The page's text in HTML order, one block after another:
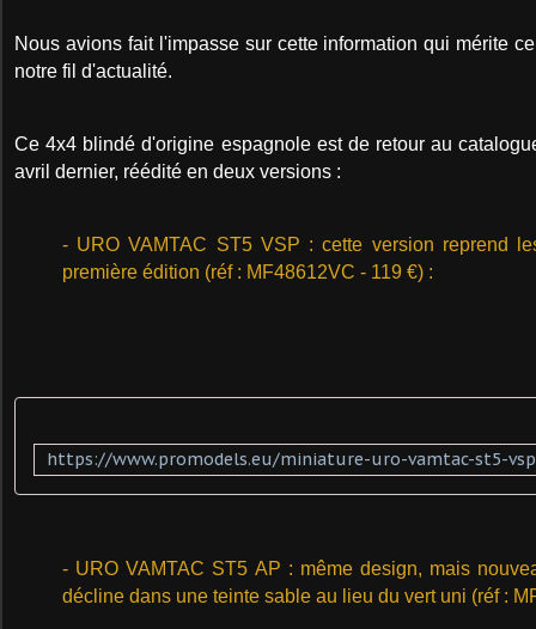
Nous avions fait l'impasse sur cette information qui mérite
notre fil d'actualité.
Ce 4x4 blindé d'origine espagnole est de retour au
avril dernier, réédité en deux versions :
- URO VAMTAC ST5 VSP : cette version reprend
première édition (réf : MF48612VC - 119 €) :
- URO VAMTAC ST5 AP : même design, mais
décline dans une teinte sable au lieu du vert uni (réf :